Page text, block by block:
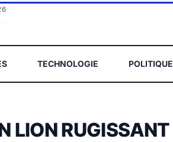
TECHNOLOGIE POLITIQUE
LION RUGISSANT